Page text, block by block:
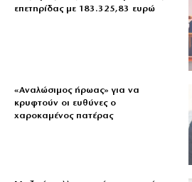
επετηρίδας με 183.325,83 ευρώ
«Aναλώσιμος ήρωας» για να
κρυφτούν οι ευθύνες ο
χαροκαμένος πατέρας